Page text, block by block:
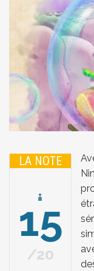
LA NOTE
15
20